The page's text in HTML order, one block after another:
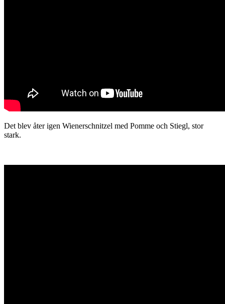
Det blev åter igen Wienerschnitzel med Pomme och Stiegl, stor
stark.